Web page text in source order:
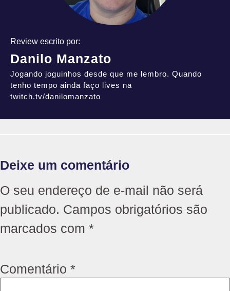
Review escrito por:
Danilo Manzato
Jogando joguinhos desde que me lembro. Quando
tenho tempo ainda faço lives na
twitch.tv/danilomanzato
Deixe um comentário
O seu endereço de e-mail não será
publicado. Campos obrigatórios são
marcados com *
Comentário *